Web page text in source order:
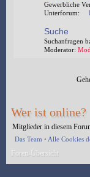
Gewerbliche
Unterforum:
Suche
Suchanfragen
Moderator:
Wer ist online?
Mitglieder in diesem
Das Team • Alle Cookies
Foren-Übersicht